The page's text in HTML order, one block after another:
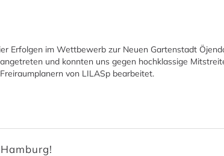
Erfolgen im Wettbewerb zur Neuen Gartenstadt
und konnten uns gegen hochklassige
von LILASp bearbeitet.